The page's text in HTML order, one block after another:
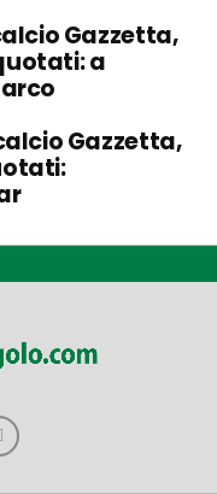
Gazzetta,
a
Gazzetta,